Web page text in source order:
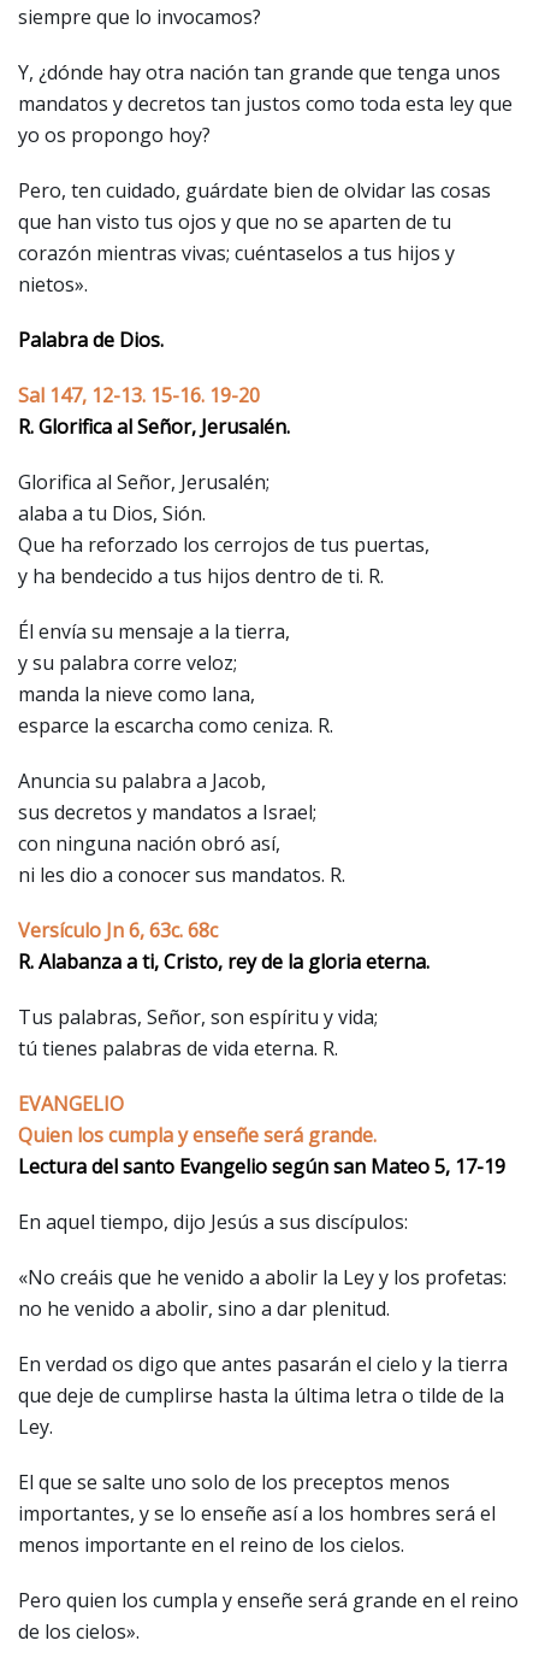
siempre que lo invocamos?
Y, ¿dónde hay otra nación tan grande que tenga unos
mandatos y decretos tan justos como toda esta ley que
yo os propongo hoy?
Pero, ten cuidado, guárdate bien de olvidar las cosas
que han visto tus ojos y que no se aparten de tu
corazón mientras vivas; cuéntaselos a tus hijos y
nietos».
Palabra de Dios.
Sal 147, 12-13. 15-16. 19-20
R. Glorifica al Señor, Jerusalén.
Glorifica al Señor, Jerusalén;
alaba a tu Dios, Sión.
Que ha reforzado los cerrojos de tus puertas,
y ha bendecido a tus hijos dentro de ti. R.
Él envía su mensaje a la tierra,
y su palabra corre veloz;
manda la nieve como lana,
esparce la escarcha como ceniza. R.
Anuncia su palabra a Jacob,
sus decretos y mandatos a Israel;
con ninguna nación obró así,
ni les dio a conocer sus mandatos. R.
Versículo Jn 6, 63c. 68c
R. Alabanza a ti, Cristo, rey de la gloria eterna.
Tus palabras, Señor, son espíritu y vida;
tú tienes palabras de vida eterna. R.
EVANGELIO
Quien los cumpla y enseñe será grande.
Lectura del santo Evangelio según san Mateo 5, 17-19
En aquel tiempo, dijo Jesús a sus discípulos:
«No creáis que he venido a abolir la Ley y los profetas:
no he venido a abolir, sino a dar plenitud.
En verdad os digo que antes pasarán el cielo y la tierra
que deje de cumplirse hasta la última letra o tilde de la
Ley.
El que se salte uno solo de los preceptos menos
importantes, y se lo enseñe así a los hombres será el
menos importante en el reino de los cielos.
Pero quien los cumpla y enseñe será grande en el reino
de los cielos».